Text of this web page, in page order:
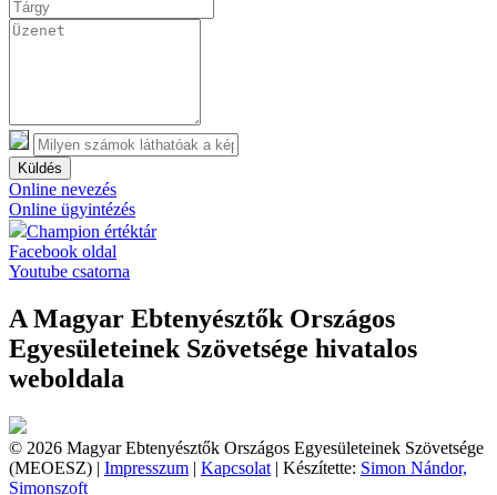
Küldés
Online nevezés
Online ügyintézés
Champion értéktár
Facebook oldal
Youtube csatorna
A Magyar Ebtenyésztők Országos
Egyesületeinek Szövetsége hivatalos
weboldala
© 2026 Magyar Ebtenyésztők Országos Egyesületeinek Szövetsége
(MEOESZ) | Impresszum | Kapcsolat | Készítette: Simon Nándor,
Simonszoft